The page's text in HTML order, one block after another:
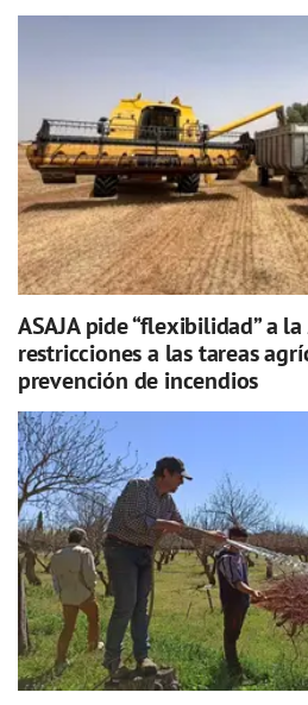
ASAJA pide “flexibilidad” a
restricciones a las tareas
prevención de incendios